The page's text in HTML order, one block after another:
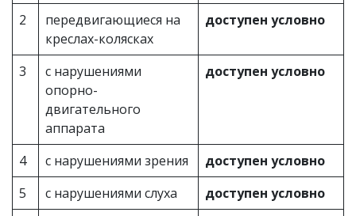
2
передвигающиеся на
креслах-колясках
доступен условно
3
с нарушениями
опорно-
двигательного
аппарата
доступен условно
4 с нарушениями зрения
доступен условно
5
с нарушениями слуха
доступен условно